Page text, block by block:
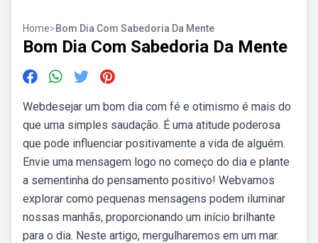
Home>Bom Dia Com Sabedoria Da Mente
Bom Dia Com Sabedoria Da Mente
Webdesejar um bom dia com fé e otimismo é mais do
que uma simples saudação. É uma atitude poderosa
que pode influenciar positivamente a vida de alguém.
Envie uma mensagem logo no começo do dia e plante
a sementinha do pensamento positivo! Webvamos
explorar como pequenas mensagens podem iluminar
nossas manhãs, proporcionando um início brilhante
para o dia. Neste artigo, mergulharemos em um mar.